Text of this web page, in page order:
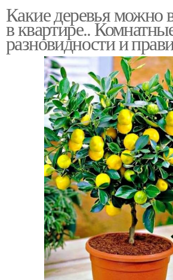
Какие деревья можно
в квартире..
разновидности и